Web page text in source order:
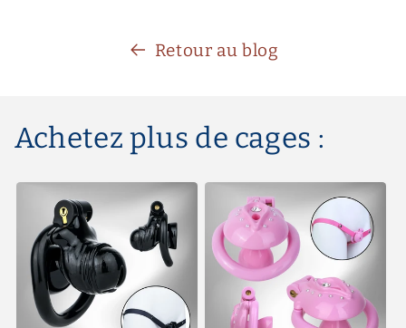
Retour au blog
Achetez plus de cages :